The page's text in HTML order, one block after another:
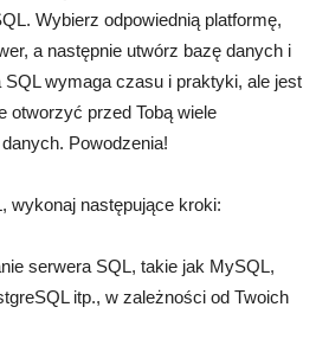
Wybierz odpowiednią platformę,
a następnie utwórz bazę danych i
wymaga czasu i praktyki, ale jest
otworzyć przed Tobą wiele
Powodzenia!
wykonaj następujące kroki:
serwera SQL, takie jak MySQL,
itp., w zależności od Twoich